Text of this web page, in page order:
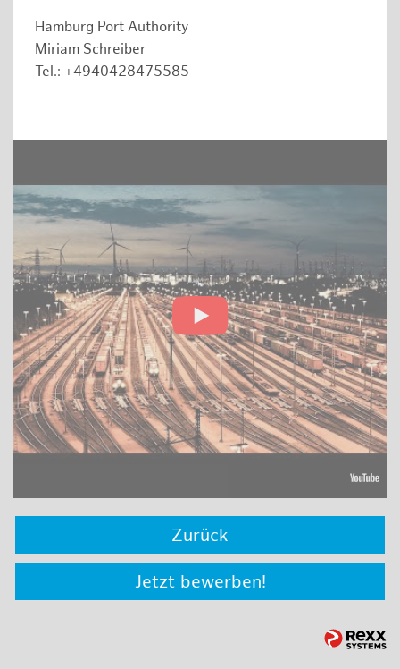
Hamburg Port Authority
Miriam Schreiber
Tel.: +4940428475585
Zurück
Jetzt bewerben!